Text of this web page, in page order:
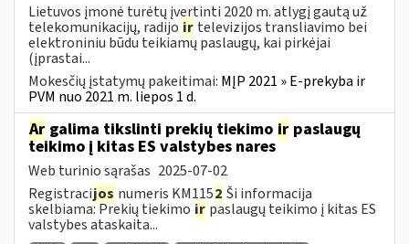
Lietuvos įmonė turėtų įvertinti 2020 m. atlygį gautą už
telekomunikacijų, radijo ir televizijos transliavimo bei
elektroniniu būdu teikiamų paslaugų, kai pirkėjai
(įprastai...
Mokesčių įstatymų pakeitimai: MĮP 2021 » E-prekyba ir
PVM nuo 2021 m. liepos 1 d.
Ar galima tikslinti prekių tiekimo ir paslaugų
teikimo į kitas ES valstybes nares
Web turinio sąrašas 2025-07-02
Registracijos numeris KM1152 Ši informacija
skelbiama: Prekių tiekimo ir paslaugų teikimo į kitas ES
valstybes ataskaita...